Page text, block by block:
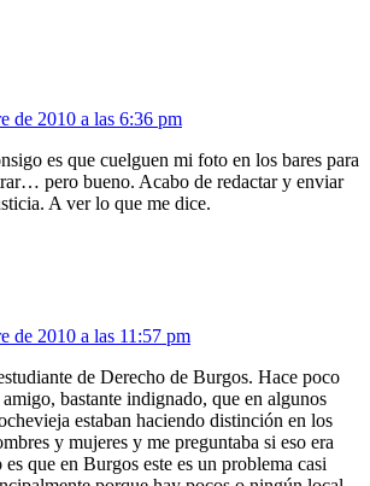
de 2010 a las 6:36 pm
es que cuelguen mi foto en los bares para
pero bueno. Acabo de redactar y enviar
A ver lo que me dice.
de 2010 a las 11:57 pm
de Derecho de Burgos. Hace poco
bastante indignado, que en algunos
estaban haciendo distinción en los
y mujeres y me preguntaba si eso era
que en Burgos este es un problema casi